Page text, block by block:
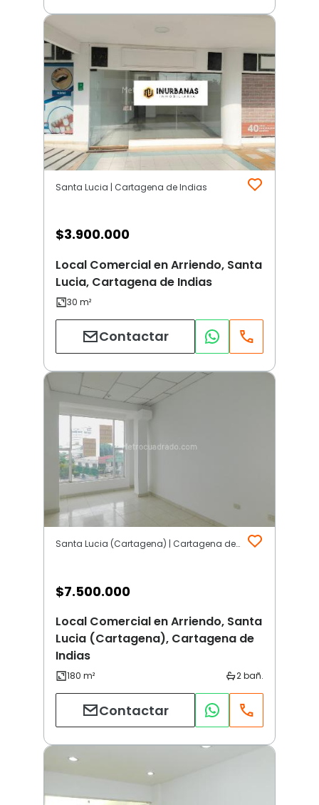
Santa Lucia | Cartagena de Indias
$3.900.000
Local Comercial en Arriendo, Santa
Lucia, Cartagena de Indias
Contactar
Santa Lucia (Cartagena) | Cartagena de Indias
$7.500.000
Local Comercial en Arriendo, Santa
Lucia (Cartagena), Cartagena de
Indias
Contactar